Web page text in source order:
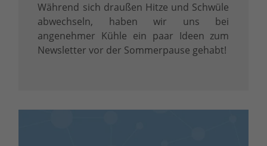
Während sich draußen Hitze und Schwüle
abwechseln, haben wir uns bei
angenehmer Kühle ein paar Ideen zum
Newsletter vor der Sommerpause gehabt!